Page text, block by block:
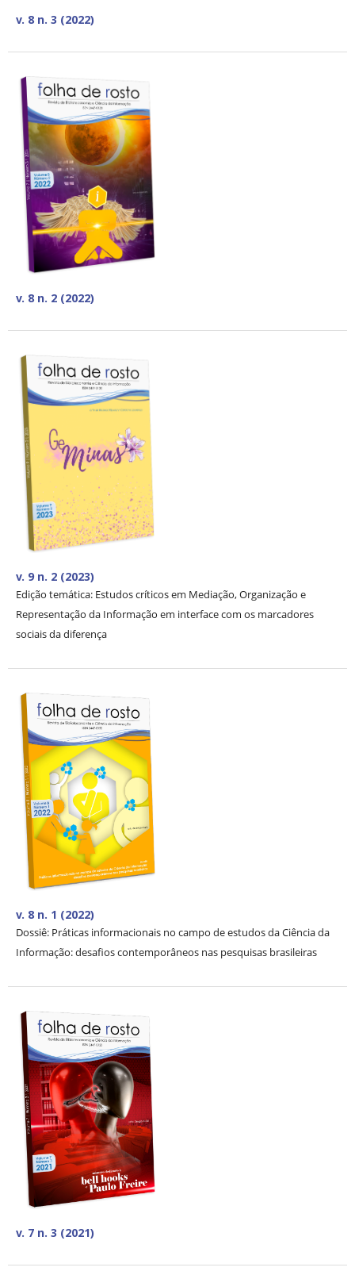
v. 8 n. 3 (2022)
v. 8 n. 2 (2022)
v. 9 n. 2 (2023)
Edição temática: Estudos críticos em Mediação, Organização e
Representação da Informação em interface com os marcadores
sociais da diferença
v. 8 n. 1 (2022)
Dossiê: Práticas informacionais no campo de estudos da Ciência da
Informação: desafios contemporâneos nas pesquisas brasileiras
v. 7 n. 3 (2021)